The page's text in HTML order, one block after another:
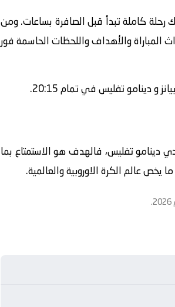
كاملة تبدأ قبل الصافرة بساعات. ومن
المباراة والأهداف واللحظات الحاسمة فور
دينامو تفليس في تمام 20:15.
دينامو تفليس، فالهدف هو الاستمتاع بما
عالم الكرة الاوروبية والعالمية.